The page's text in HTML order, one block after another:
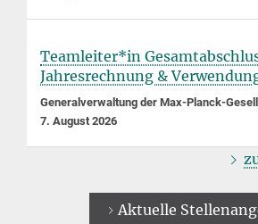
Teamleiter*in
Jahresrechnung &
Generalverwaltung der Max-Planck-
7. August 2026
Aktuelle